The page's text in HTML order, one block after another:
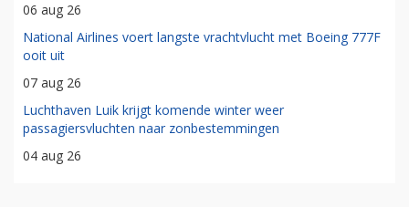
06 aug 26
National Airlines voert langste vrachtvlucht met Boeing 777F
ooit uit
07 aug 26
Luchthaven Luik krijgt komende winter weer
passagiersvluchten naar zonbestemmingen
04 aug 26